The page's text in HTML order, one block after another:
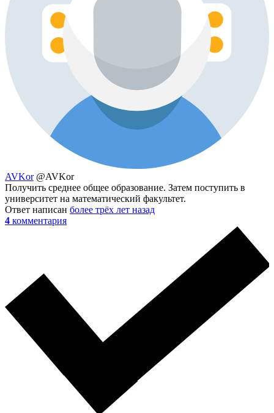
AVKor @AVKor
Получить среднее общее образование. Затем поступить в
университет на математический факультет.
Ответ написан более трёх лет назад
4 комментария